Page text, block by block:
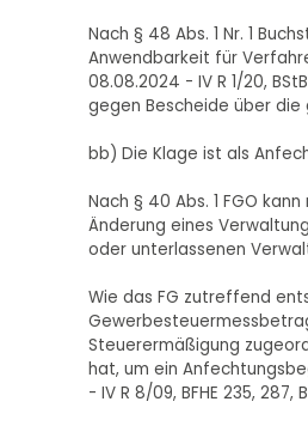
Nach § 48 Abs. 1 Nr. 1
Anwendbarkeit für
08.08.2024 - IV R 1/20,
gegen Bescheide über
bb) Die Klage ist als
Nach § 40 Abs. 1 FGO
Änderung eines
oder unterlassenen
Wie das FG zutreffend
Steuerermäßigung
hat, um ein
- IV R 8/09, BFHE 235, 287,